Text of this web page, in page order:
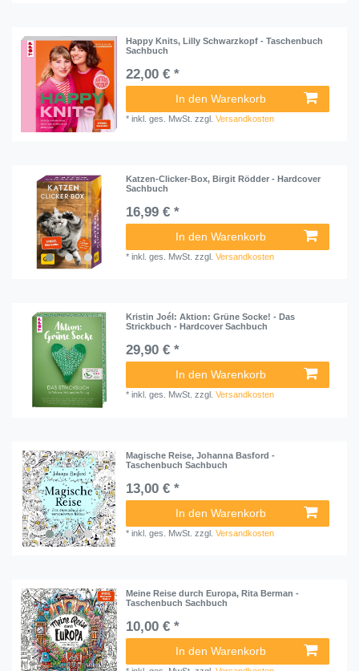
Happy Knits, Lilly Schwarzkopf - Taschenbuch
Sachbuch
22,00 € *
In den Warenkorb
*inkl. ges. MwSt. zzgl.Versandkosten
Katzen-Clicker-Box, Birgit Rödder - Hardcover
Sachbuch
16,99 € *
In den Warenkorb
*inkl. ges. MwSt. zzgl.Versandkosten
Kristin Joél: Aktion: Grüne Socke! - Das
Strickbuch - Hardcover Sachbuch
29,90 € *
In den Warenkorb
*inkl. ges. MwSt. zzgl.Versandkosten
Magische Reise, Johanna Basford -
Taschenbuch Sachbuch
13,00 € *
In den Warenkorb
*inkl. ges. MwSt. zzgl.Versandkosten
Meine Reise durch Europa, Rita Berman -
Taschenbuch Sachbuch
10,00 € *
In den Warenkorb